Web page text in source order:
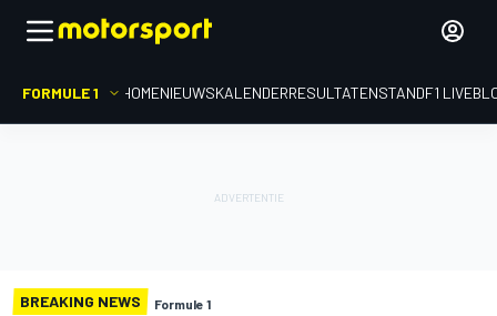
FORMULE 1 HOMENIEUWSKALENDERRESULTATENSTANDF1
BREAKING NEWS Formule 1